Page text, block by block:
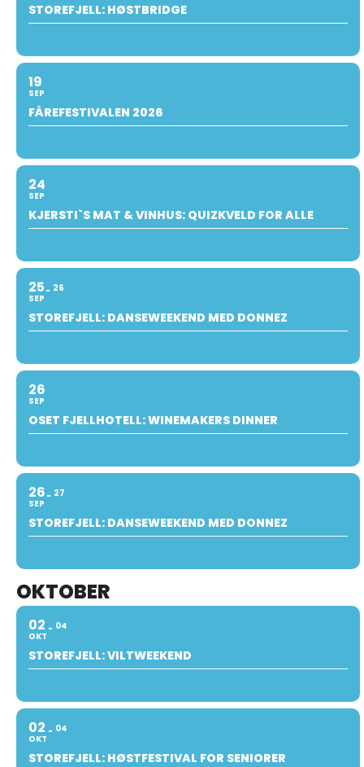
STOREFJELL: HØSTBRIDGE
19
SEP
FÅREFESTIVALEN 2026
24
SEP
KJERSTI`S MAT & VINHUS: QUIZKVELD FOR ALLE
25
SEP
26
STOREFJELL: DANSEWEEKEND MED DONNEZ
26
SEP
OSET FJELLHOTELL: WINEMAKERS DINNER
26
SEP
27
STOREFJELL: DANSEWEEKEND MED DONNEZ
OKTOBER
02
OKT
04
STOREFJELL: VILTWEEKEND
02
OKT
04
STOREFJELL: HØSTFESTIVAL FOR SENIORER